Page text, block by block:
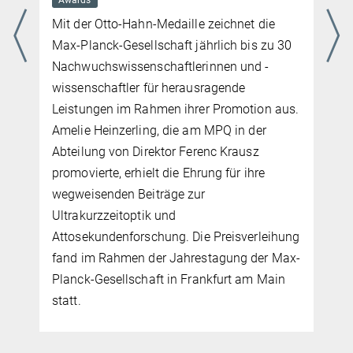
Mit der Otto-Hahn-Medaille zeichnet die
Max-Planck-Gesellschaft jährlich bis zu 30
Nachwuchswissenschaftlerinnen und -
wissenschaftler für herausragende
Leistungen im Rahmen ihrer Promotion aus.
Amelie Heinzerling, die am MPQ in der
Abteilung von Direktor Ferenc Krausz
promovierte, erhielt die Ehrung für ihre
wegweisenden Beiträge zur
Ultrakurzzeitoptik und
Attosekundenforschung. Die Preisverleihung
fand im Rahmen der Jahrestagung der Max-
Planck-Gesellschaft in Frankfurt am Main
statt.